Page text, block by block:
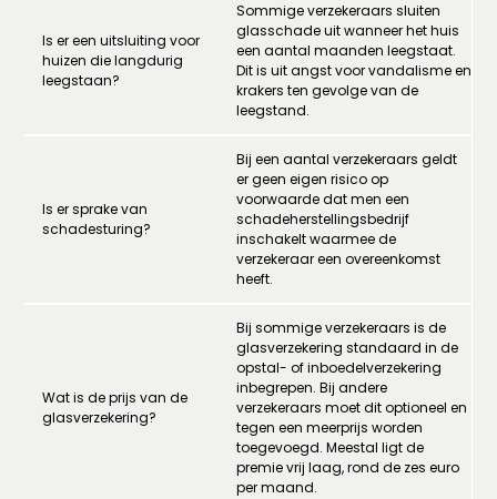
Is er een uitsluiting voor
huizen die langdurig
leegstaan?
Sommige verzekeraars sluiten
glasschade uit wanneer het huis
een aantal maanden leegstaat.
Dit is uit angst voor vandalisme en
krakers ten gevolge van de
leegstand.
Is er sprake van
schadesturing?
Bij een aantal verzekeraars geldt
er geen eigen risico op
voorwaarde dat men een
schadeherstellingsbedrijf
inschakelt waarmee de
verzekeraar een overeenkomst
heeft.
Wat is de prijs van de
glasverzekering?
Bij sommige verzekeraars is de
glasverzekering standaard in de
opstal- of inboedelverzekering
inbegrepen. Bij andere
verzekeraars moet dit optioneel en
tegen een meerprijs worden
toegevoegd. Meestal ligt de
premie vrij laag, rond de zes euro
per maand.